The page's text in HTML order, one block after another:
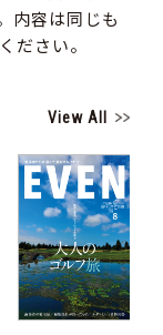
内容は同じも
ださい。
View All